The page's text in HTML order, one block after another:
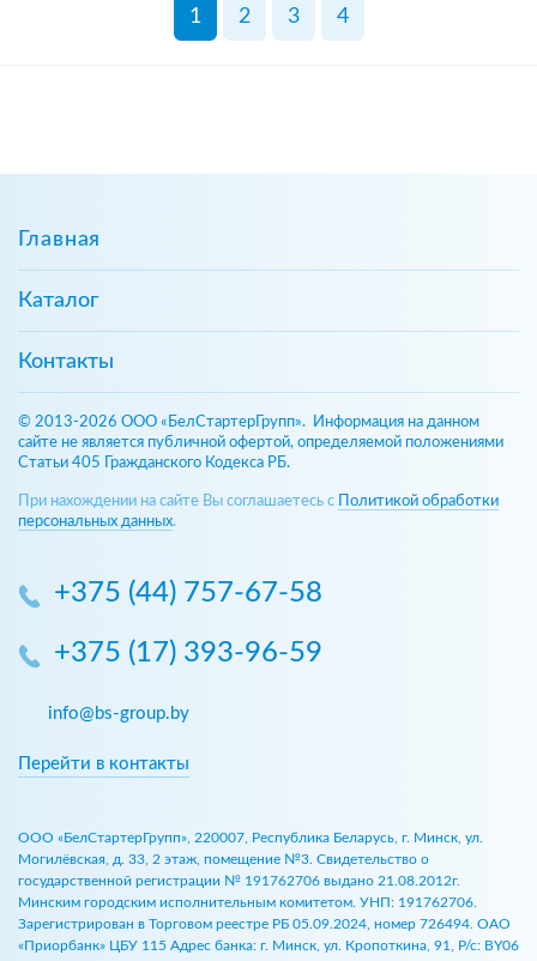
1 2 3 4
Главная
Каталог
Контакты
© 2013-2026 ООО «БелСтартерГрупп». Информация на данном
сайте не является публичной офертой, определяемой положениями
Статьи 405 Гражданского Кодекса РБ.
При нахождении на сайте Вы соглашаетесь с
Политикой обработки
персональных данных.
+375 (44) 757-67-58
+375 (17) 393-96-59
info@bs-group.by
Перейти в контакты
ООО «БелСтартерГрупп», 220007, Республика Беларусь, г. Минск, ул.
Могилёвская, д. 33, 2 этаж, помещение №3. Свидетельство о
государственной регистрации № 191762706 выдано 21.08.2012г.
Минским городским исполнительным комитетом. УНП: 191762706.
Зарегистрирован в Торговом реестре РБ 05.09.2024, номер 726494. ОАО
«Приорбанк» ЦБУ 115 Адрес банка: г. Минск, ул. Кропоткина, 91, Р/с: BY06